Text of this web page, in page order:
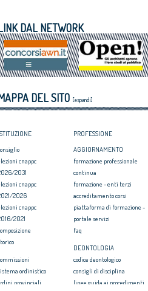
2018
Congresso CNAPPC 2018. Domenica 1
2018
DAL NETWORK
DEL SITO [espandi]
cnappc
2031
cnappc
2026
cnappc
2021
ordinistico
provinciali
PROFESSIONE
AGGIORNAMENTO
formazione professionale
continua
formazione - enti terzi
accreditamento corsi
piattaforma di formazione -
portale servizi
faq
DEONTOLOGIA
codice deontologico
consigli di disciplina
linee guida ai procedimenti